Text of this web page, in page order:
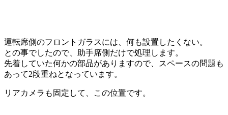
運転席側のフロントガラスには、何も設置したくない。
との事でしたので、助手席側だけで処理します。
先着していた何かの部品がありますので、スペースの問題も
あって2段重ねとなっています。
リアカメラも固定して、この位置です。